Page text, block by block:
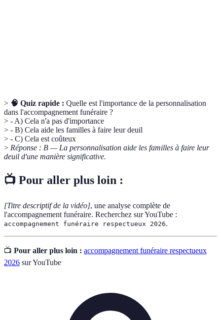
> 🧠 Quiz rapide : Quelle est l'importance de la personnalisation
dans l'accompagnement funéraire ?
> - A) Cela n'a pas d'importance
> - B) Cela aide les familles à faire leur deuil
> - C) Cela est coûteux
> Réponse : B — La personnalisation aide les familles à faire leur
deuil d'une manière significative.
📺 Pour aller plus loin :
[Titre descriptif de la vidéo], une analyse complète de
l'accompagnement funéraire. Recherchez sur YouTube :
accompagnement funéraire respectueux 2026.
📺 Pour aller plus loin : accompagnement funéraire respectueux
2026 sur YouTube